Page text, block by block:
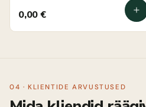
0,00€
04 · KLIENTIDE ARVUSTUSED